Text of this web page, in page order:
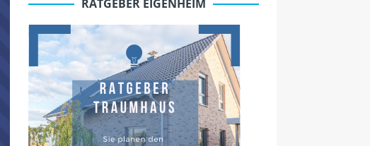
RATGEBER EIGENHEIM